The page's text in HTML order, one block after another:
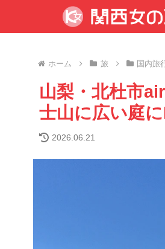
ホーム 旅 国内旅
山梨・北杜市
士山に広い庭
2026.06.21